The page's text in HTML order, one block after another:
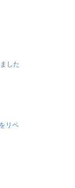
した
リペ